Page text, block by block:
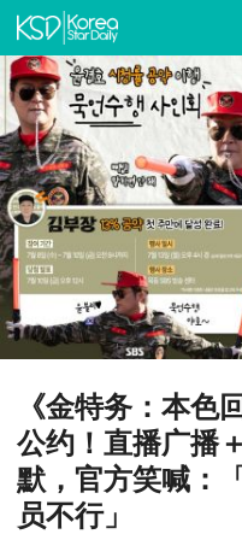
《金特务：本色
公约！直播广播
默，官方笑喊：
员不行」